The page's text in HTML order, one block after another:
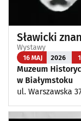
Sławicki
Wystawy
16 MAJ 2026
Muzeum
w Białymstoku
ul. Warszawska